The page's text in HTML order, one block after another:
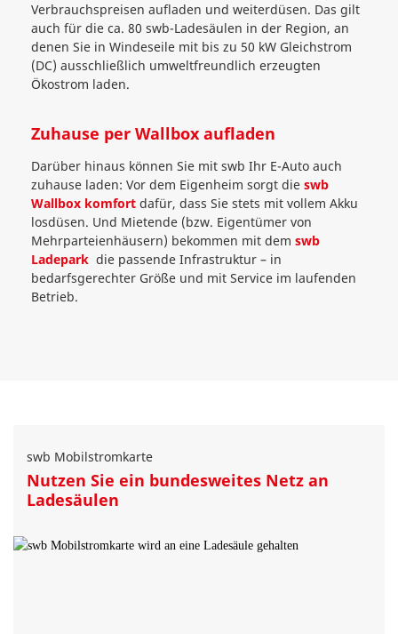
Verbrauchspreisen aufladen und weiterdüsen. Das gilt
auch für die ca. 80 swb-Ladesäulen in der Region, an
denen Sie in Windeseile mit bis zu 50 kW Gleichstrom
(DC) ausschließlich umweltfreundlich erzeugten
Ökostrom laden.
Zuhause per Wallbox aufladen
Darüber hinaus können Sie mit swb Ihr E-Auto auch
zuhause laden: Vor dem Eigenheim sorgt die swb
Wallbox komfort dafür, dass Sie stets mit vollem Akku
losdüsen. Und Mietende (bzw. Eigentümer von
Mehrparteienhäusern) bekommen mit dem swb
Ladepark die passende Infrastruktur – in
bedarfsgerechter Größe und mit Service im laufenden
Betrieb.
swb Mobilstromkarte
Nutzen Sie ein bundesweites Netz an
Ladesäulen